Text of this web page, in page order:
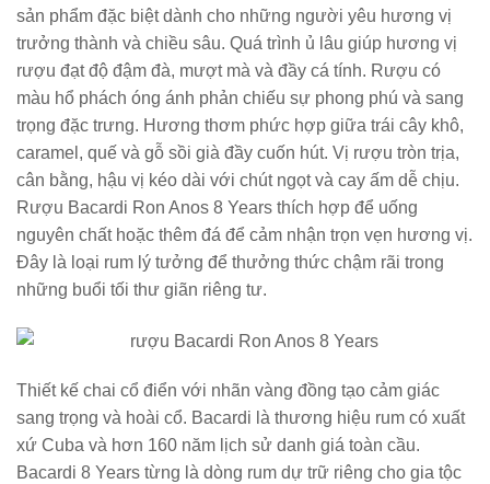
sản phẩm đặc biệt dành cho những người yêu hương vị
trưởng thành và chiều sâu. Quá trình ủ lâu giúp hương vị
rượu đạt độ đậm đà, mượt mà và đầy cá tính. Rượu có
màu hổ phách óng ánh phản chiếu sự phong phú và sang
trọng đặc trưng. Hương thơm phức hợp giữa trái cây khô,
caramel, quế và gỗ sồi già đầy cuốn hút. Vị rượu tròn trịa,
cân bằng, hậu vị kéo dài với chút ngọt và cay ấm dễ chịu.
Rượu Bacardi Ron Anos 8 Years thích hợp để uống
nguyên chất hoặc thêm đá để cảm nhận trọn vẹn hương vị.
Đây là loại rum lý tưởng để thưởng thức chậm rãi trong
những buổi tối thư giãn riêng tư.
Thiết kế chai cổ điển với nhãn vàng đồng tạo cảm giác
sang trọng và hoài cổ. Bacardi là thương hiệu rum có xuất
xứ Cuba và hơn 160 năm lịch sử danh giá toàn cầu.
Bacardi 8 Years từng là dòng rum dự trữ riêng cho gia tộc